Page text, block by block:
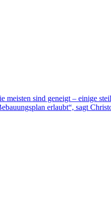
sind geneigt – einige
erlaubt“, sagt